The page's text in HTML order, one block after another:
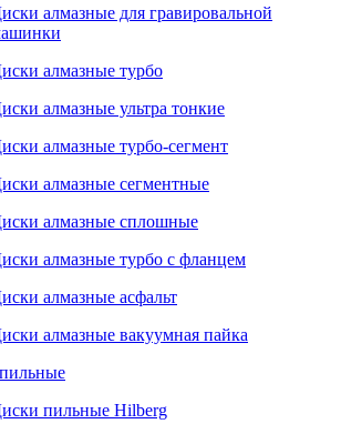
алмазные для гравировальной
алмазные турбо
алмазные ультра тонкие
алмазные турбо-сегмент
алмазные сегментные
алмазные сплошные
алмазные турбо с фланцем
алмазные асфальт
алмазные вакуумная пайка
пильные Hilberg